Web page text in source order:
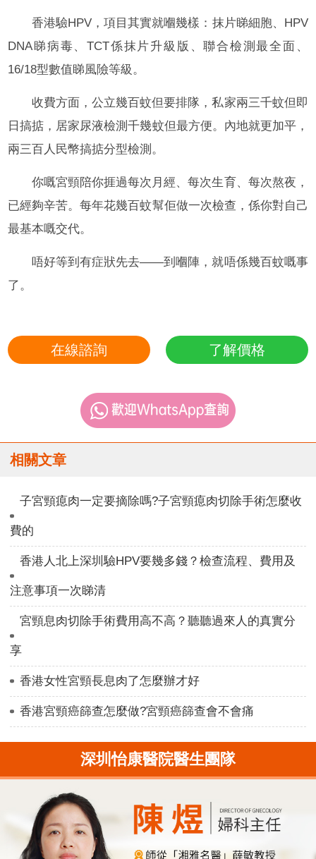
香港驗HPV，項目其實就嗰幾樣：抹片睇細胞、HPV
DNA睇病毒、TCT係抹片升級版、聯合檢測最全面、
16/18型數值睇風險等級。
收費方面，公立幾百蚊但要排隊，私家兩三千蚊但即
日搞掂，居家尿液檢測千幾蚊但最方便。內地就更加平，
兩三百人民幣搞掂分型檢測。
你嘅宮頸陪你捱過每次月經、每次生育、每次熬夜，
已經夠辛苦。每年花幾百蚊幫佢做一次檢查，係你對自己
最基本嘅交代。
唔好等到有症狀先去——到嗰陣，就唔係幾百蚊嘅事
了。
在線諮詢 了解價格
相關文章
子宮頸瘜肉一定要摘除嗎?子宮頸瘜肉切除手術怎麼收
費的
香港人北上深圳驗HPV要幾多錢？檢查流程、費用及
注意事項一次睇清
宮頸息肉切除手術費用高不高？聽聽過來人的真實分
享
香港女性宮頸長息肉了怎麼辦才好
香港宮頸癌篩查怎麼做?宮頸癌篩查會不會痛
深圳怡康醫院醫生團隊